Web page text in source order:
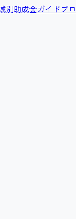
別助成金ガイドブ